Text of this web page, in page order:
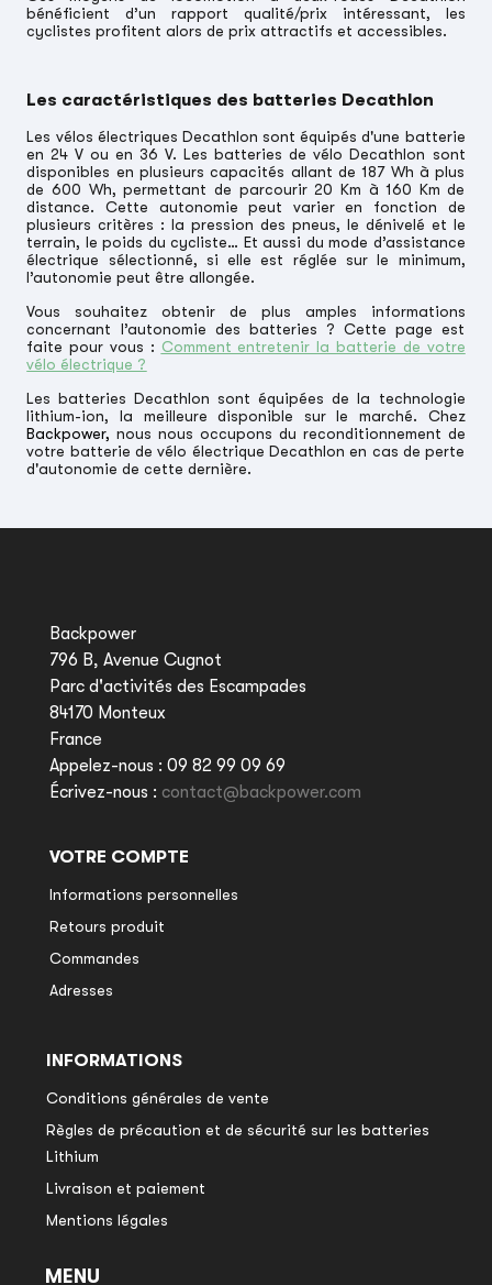
bénéficient d’un rapport qualité/prix intéressant, les
cyclistes profitent alors de prix attractifs et accessibles.
Les caractéristiques des batteries Decathlon
Les vélos électriques Decathlon sont équipés d'une batterie
en 24 V ou en 36 V. Les batteries de vélo Decathlon sont
disponibles en plusieurs capacités allant de 187 Wh à plus
de 600 Wh, permettant de parcourir 20 Km à 160 Km de
distance. Cette autonomie peut varier en fonction de
plusieurs critères : la pression des pneus, le dénivelé et le
terrain, le poids du cycliste… Et aussi du mode d’assistance
électrique sélectionné, si elle est réglée sur le minimum,
l’autonomie peut être allongée.
Vous souhaitez obtenir de plus amples informations
concernant l’autonomie des batteries ? Cette page est
faite pour vous : Comment entretenir la batterie de votre
vélo électrique ?
Les batteries Decathlon sont équipées de la technologie
lithium-ion, la meilleure disponible sur le marché. Chez
Backpower, nous nous occupons du reconditionnement de
votre batterie de vélo électrique Decathlon en cas de perte
d'autonomie de cette dernière.
Backpower
796 B, Avenue Cugnot
Parc d'activités des Escampades
84170 Monteux
France
Appelez-nous : 09 82 99 09 69
Écrivez-nous : contact@backpower.com
VOTRE COMPTE
Informations personnelles
Retours produit
Commandes
Adresses
INFORMATIONS
Conditions générales de vente
Règles de précaution et de sécurité sur les batteries
Lithium
Livraison et paiement
Mentions légales
MENU